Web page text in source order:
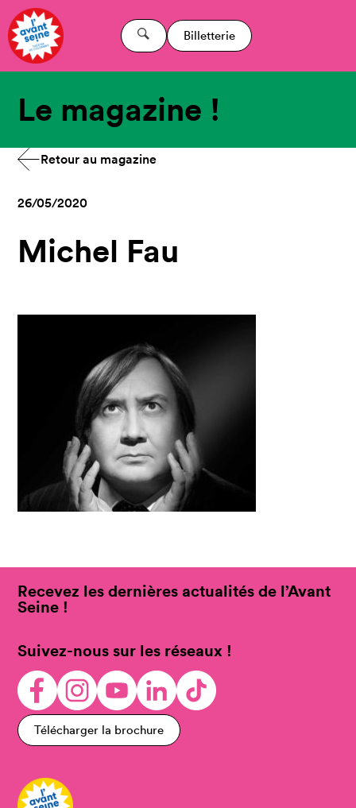
Billetterie
Le magazine !
Retour au magazine
26/05/2020
Michel Fau
Recevez les dernières actualités de l’Avant
Seine !
Suivez-nous sur les réseaux !
Télécharger la brochure